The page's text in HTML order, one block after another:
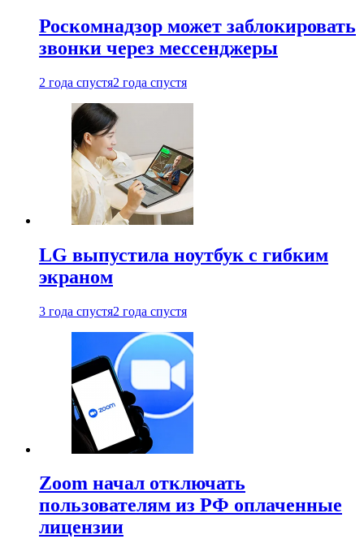
Роскомнадзор может заблокировать
звонки через мессенджеры
2 года спустя2 года спустя
LG выпустила ноутбук с гибким
экраном
3 года спустя2 года спустя
Zoom начал отключать
пользователям из РФ оплаченные
лицензии